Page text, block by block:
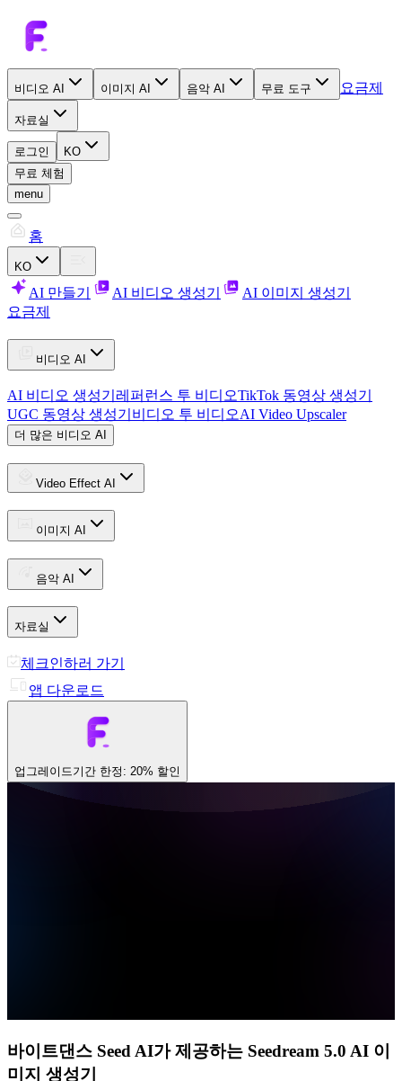
비디오 AI 이미지 AI 음악 AI 무료 도구 요금제
자료실
로그인
KO
무료 체험
menu
홈
KO
AI 만들기 AI 비디오 생성기
AI 이미지 생성기
요금제
비디오 AI
AI 비디오 생성기 레퍼런스 투 비디오TikTok 동영상 생성기
UGC 동영상 생성기 비디오 투 비디오AI Video Upscaler
더 많은 비디오 AI
Video Effect AI
이미지 AI
음악 AI
자료실
체크인하러 가기
앱 다운로드
업그레이드기간 한정: 20% 할인
바이트댄스 Seed AI가 제공하는 Seedream 5.0 AI 이
미지 생성기